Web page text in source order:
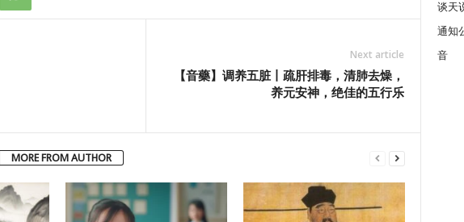
Next article
【音藥】调养五脏丨疏肝排毒，清肺去燥，
养元安神，绝佳的五行乐
MORE FROM AUTHOR
谈天
通知
音